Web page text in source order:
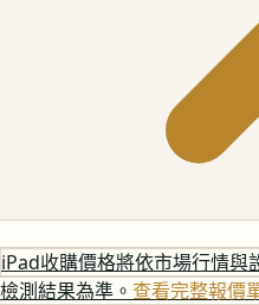
iPad收購價格將依市場行情與
檢測結果為準。 查看完整報價